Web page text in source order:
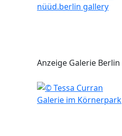
nüüd.berlin gallery
Anzeige Galerie Berlin
Galerie im Körnerpark